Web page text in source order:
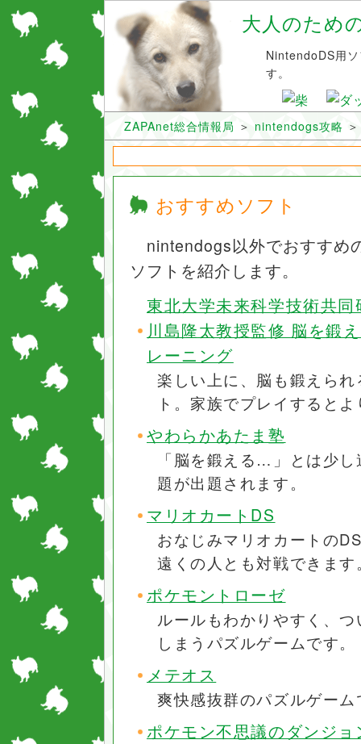
大人のため
NintendoDS用
す。
ZAPAnet総合情報局 ＞ nintendogs攻略
おすすめソフト
nintendogs以外でおすすめ
ソフトを紹介します。
東北大学未来科学技術共
川島隆太教授監修 脳を鍛
レーニング
楽しい上に、脳も鍛えら
ト。家族でプレイすると
やわらかあたま塾
「脳を鍛える…」とは少
題が出題されます。
マリオカートDS
おなじみマリオカートの
遠くの人とも対戦できます
ポケモントローゼ
ルールもわかりやすく、
しまうパズルゲームです。
メテオス
爽快感抜群のパズルゲーム
ポケモン不思議のダンジ